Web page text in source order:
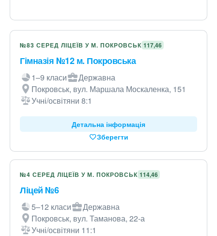
№83 СЕРЕД ЛІЦЕЇВ У М. ПОКРОВСЬК 117,46
Гімназія №12 м. Покровська
1–9 класи
Державна
Покровськ, вул. Маршала Москаленка, 151
Учні/освітяни 8:1
Детальна інформація
Зберегти
№4 СЕРЕД ЛІЦЕЇВ У М. ПОКРОВСЬК 114,46
Ліцей №6
5–12 класи
Державна
Покровськ, вул. Таманова, 22-а
Учні/освітяни 11:1